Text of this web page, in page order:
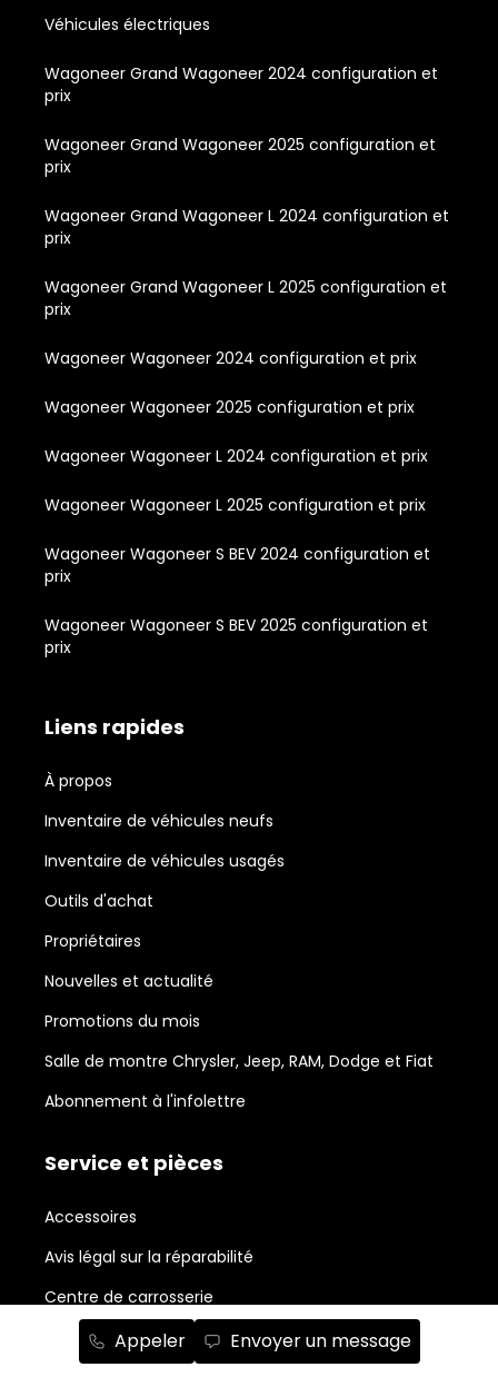
Appeler Envoyer un message
Véhicules électriques
Wagoneer Grand Wagoneer 2024 configuration et
prix
Wagoneer Grand Wagoneer 2025 configuration et
prix
Wagoneer Grand Wagoneer L 2024 configuration et
prix
Wagoneer Grand Wagoneer L 2025 configuration et
prix
Wagoneer Wagoneer 2024 configuration et prix
Wagoneer Wagoneer 2025 configuration et prix
Wagoneer Wagoneer L 2024 configuration et prix
Wagoneer Wagoneer L 2025 configuration et prix
Wagoneer Wagoneer S BEV 2024 configuration et
prix
Wagoneer Wagoneer S BEV 2025 configuration et
prix
Liens rapides
À propos
Inventaire de véhicules neufs
Inventaire de véhicules usagés
Outils d'achat
Propriétaires
Nouvelles et actualité
Promotions du mois
Salle de montre Chrysler, Jeep, RAM, Dodge et Fiat
Abonnement à l'infolettre
Service et pièces
Accessoires
Avis légal sur la réparabilité
Centre de carrosserie
Commande de pièces